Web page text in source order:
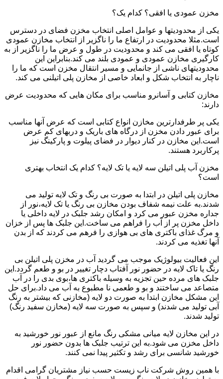
مخزن عمودی یا افقی؟ کدام یک؟
یکی از محدودیتها و عوامل اصلی انتخاب مخزن فضای در دسترس
است.مثلا محدودیت در ارتفاع ما را ناگزیر از انتخاب مخازن عمودی
کوتاه یا افقی می کند و محدودیت در طول و عرض ما را ناگزیر از به
کارگیری مخازن عمودی و عمودی بلند می کند.بنابراین این
محدودیتهای ناشی از جانمایی و مسیر انتقال مخزن است که ما را
ناچار به انتخاب شکل و ابعاد خاصی از مخازن پلی اتیلنی می کند.
مخازن کتابی و آسانرو مناسب برای مکان هایی که محدودیت عرض
دارند:
یکی پر طرفدارترین مخازن انواع کتابی است که عرض آنها مناسب
برای عبور دادن مخزن از درگاه های باریک و دربهای کم عرض
است.این مخازن در کنار دیوار در فضای پیلوت و پارکینگ نیز
پرکاربرد هستند.
مخزن آب پلی اتیلن سه لایه یا تک لایه؟ کدام یک انتخاب بهتری
است؟
مخازن پلی اتیلن در ابتدا به صورت بی رنگ و تک لایه تولید می
شدند.به علت نیمه شفاف بودن مخازن بی رنگ یا تک لایه،نور از
جداره مخزن عبور می کرد و امکان رشد جلبک در لایه داخلی یا
داخل مخزن پر از آب را فراهم می ساخت.این جلبک ها پس از خزان
و مرگ غذای باکتری های بی هوازی را فرهم می کردند که از بدن
آنها تغذیه می کردند.
این فعالیت بیولوژیک موجب می گردید آب در مخزن پلی اتیلن بی
رنگ یا تاک لایه در حضور نور آفتاب دچار تغییر در بو و طعم گردد.این
جلبک های مرده حین تجزیه به وسیله باکتری ها،بوی بدی را در آب
متصاعد می ساختند و بو و طعمی نا مطبوع به آب می داد.برای حل
این مشکل مخازن ابتدا به صورت دو لایه (مخازنی که بیشتر به رنگ
آبی تولید می شدند) و سپس به صورت سه لایه (مخازن سفید رنگ)
تولید شدند.
در این مخازن لایه میانی مشکی رنگ مانع از عبور نور خورشید به
داخل مخزن می شود.به این ترتیب جلبک ها بدون حضور نور
خورشید شانسی برای رشد و تکثیر پیدا نمی کنند.
با همین روش شرکت ناب زیست حسب نیاز مشتریان گرامی اقدام